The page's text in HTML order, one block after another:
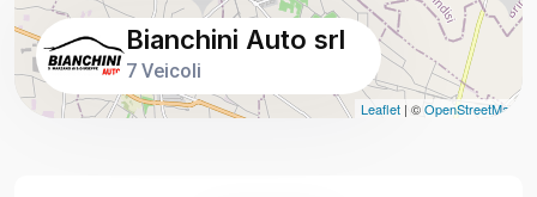
Leaflet | ©OpenStreetMap
Bianchini Auto srl
7 Veicoli